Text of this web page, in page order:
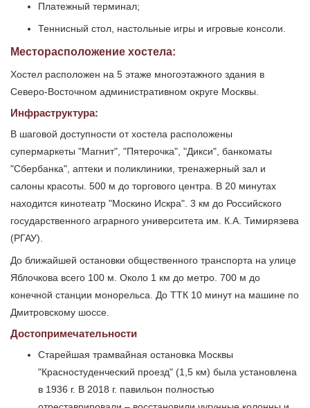
Платежный терминал;
Теннисный стол, настольные игры и игровые консоли.
Месторасположение хостела:
Хостел расположен на 5 этаже многоэтажного здания в
Северо-Восточном административном округе Москвы.
Инфраструктура:
В шаговой доступности от хостела расположены
супермаркеты "Магнит", "Пятерочка", "Дикси", банкоматы
"Сбербанка", аптеки и поликлиники, тренажерный зал и
салоны красоты. 500 м до торгового центра. В 20 минутах
находится кинотеатр "Москино Искра". 3 км до Российского
государственного аграрного университета им. К.А. Тимирязева
(РГАУ).
До ближайшей остановки общественного транспорта на улице
Яблочкова всего 100 м. Около 1 км до метро. 700 м до
конечной станции монорельса. До ТТК 10 минут на машине по
Дмитровскому шоссе.
Достопримечательности
Старейшая трамвайная остановка Москвы
"Красностуденческий проезд" (1,5 км) была установлена
в 1936 г. В 2018 г. павильон полностью